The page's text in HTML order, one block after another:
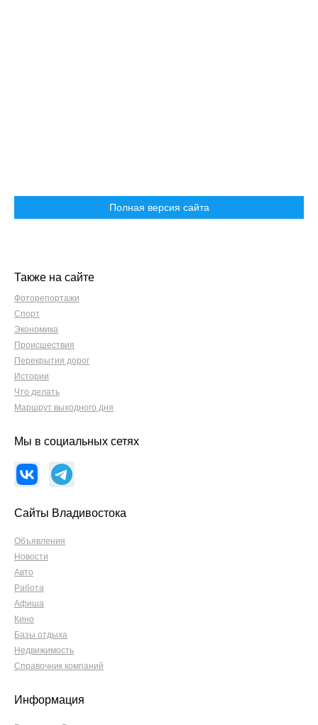
Полная версия сайта
Также на сайте
Фоторепортажи
Спорт
Экономика
Происшествия
Перекрытия дорог
Истории
Что делать
Маршрут выходного дня
Мы в социальных сетях
Сайты Владивостока
Объявления
Новости
Авто
Работа
Афиша
Кино
Базы отдыха
Недвижимость
Справочник компаний
Информация